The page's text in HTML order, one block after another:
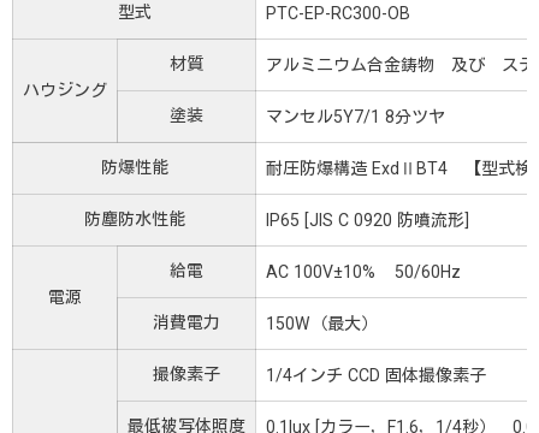
型式 PTC-EP-RC300-OB
ハウジング
材質 アルミニウム合金鋳物 及び ステ
塗装 マンセル5Y7/1 8分ツヤ
防爆性能 耐圧防爆構造 ExdⅡBT4 【型式検
防塵防水性能 IP65 [JIS C 0920 防噴流形]
電源
給電 AC 100V±10% 50/60Hz
消費電力 150W（最大）
撮像素子 1/4インチ CCD 固体撮像素子
最低被写体照度 0.1lux [カラー，F1.6，1/4秒）